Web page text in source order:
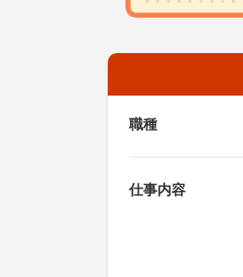
職種
仕事内容